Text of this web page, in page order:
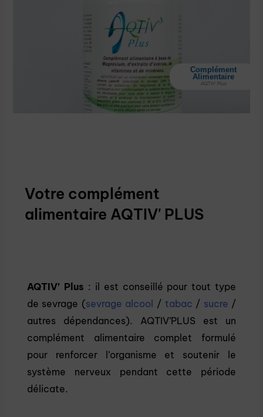
Complément
Alimentaire
AQTIV' Plus
Votre complément
alimentaire AQTIV' PLUS
AQTIV’ Plus : il est conseillé pour tout type
de sevrage (sevrage alcool / tabac / sucre /
autres dépendances). AQTIV’PLUS est un
complément alimentaire complet formulé
pour renforcer l’organisme et soutenir le
système nerveux pendant cette période
délicate.